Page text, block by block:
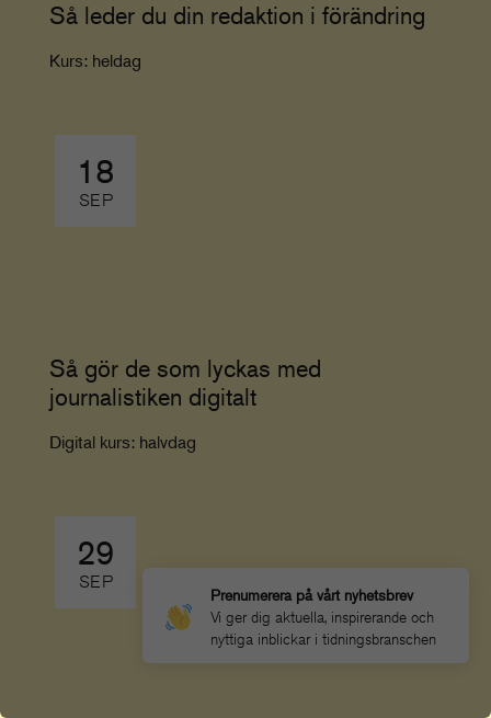
Prenumerera på vårt nyhetsbrev
Vi ger dig aktuella, inspirerande och
nyttiga inblickar i tidningsbranschen
Så leder du din redaktion i förändring
Kurs: heldag
18
SEP
Så gör de som lyckas med
journalistiken digitalt
Digital kurs: halvdag
29
SEP